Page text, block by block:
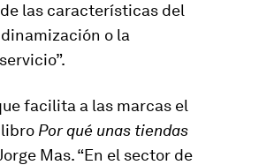
las características del
o la
facilita a las marcas el
Por qué unas tiendas
Mas. “En el sector de